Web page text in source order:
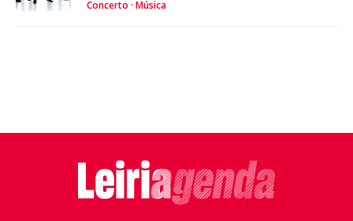
Concerto Música